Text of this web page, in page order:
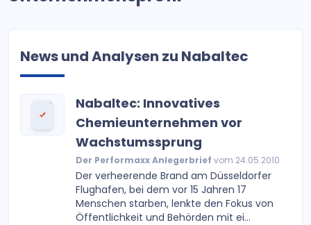
News und Analysen zu Nabaltec
Nabaltec: Innovatives
Chemieunternehmen vor
Wachstumssprung
Der Performaxx Anlegerbrief vom 24.05.2010
Der verheerende Brand am Düsseldorfer
Flughafen, bei dem vor 15 Jahren 17
Menschen starben, lenkte den Fokus von
Öffentlichkeit und Behörden mit ei...